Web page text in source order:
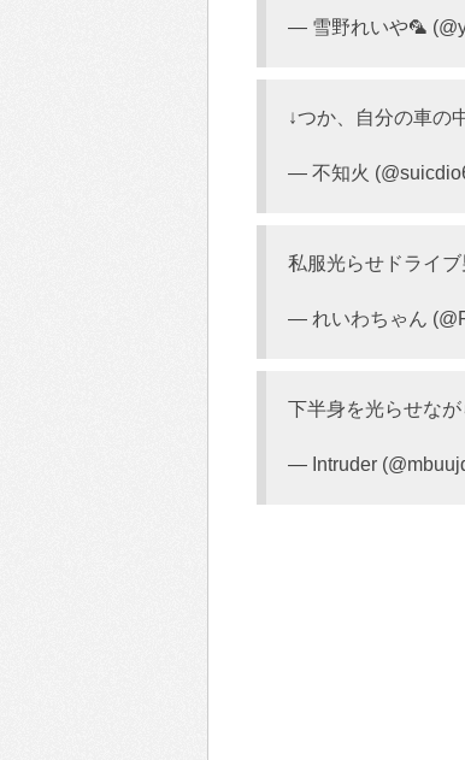
— 雪野れいや🦜
↓つか、自分の車の
— 不知火
私服光らせドライ
— れいわちゃん
下半身を光らせな
— Intruder